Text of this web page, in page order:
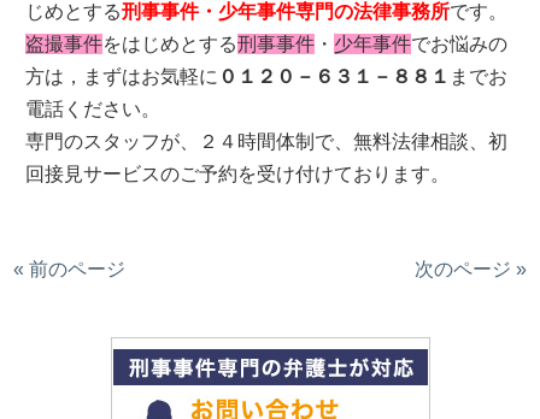
じめとする刑事事件・少年事件専門の法律事務所です。
盗撮事件をはじめとする刑事事件 ・ 少年事件でお悩みの
方は，まずはお気軽に ０１２０－６３１－８８１ までお
電話ください。
専門のスタッフが、２４時間体制で、無料法律相談、初
回接見サービスのご予約を受け付けております。
« 前のページ 次のページ »